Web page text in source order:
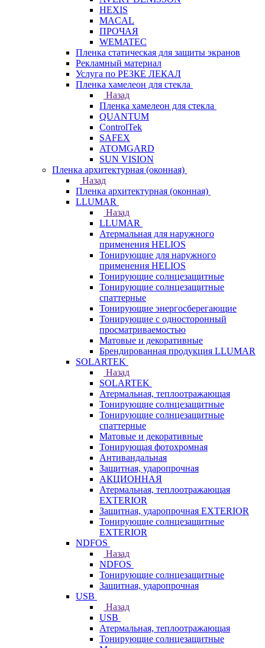
HEXIS
MACAL
ПРОЧАЯ
WEMATEC
Пленка статическая для защиты экранов
Рекламный материал
Услуга по РЕЗКЕ ЛЕКАЛ
Пленка хамелеон для стекла
Назад
Пленка хамелеон для стекла
QUANTUM
ControlTek
SAFEX
ATOMGARD
SUN VISION
Пленка архитектурная (оконная)
Назад
Пленка архитектурная (оконная)
LLUMAR
Назад
LLUMAR
Атермальная для наружного
применения HELIOS
Тонирующие для наружного
применения HELIOS
Тонирующие солнцезащитные
Тонирующие солнцезащитные
спаттерные
Тонирующие энергосберегающие
Тонирующие с односторонный
просматриваемостью
Матовые и декоративные
Брендированная продукция LLUMAR
SOLARTEK
Назад
SOLARTEK
Атермальная, теплоотражающая
Тонирующие солнцезащитные
Тонирующие солнцезащитные
спаттерные
Матовые и декоративные
Тонирующая фотохромная
Антивандальная
Защитная, ударопрочная
АКЦИОННАЯ
Атермальная, теплоотражающая
EXTERIOR
Защитная, ударопрочная EXTERIOR
Тонирующие солнцезащитные
EXTERIOR
NDFOS
Назад
NDFOS
Тонирующие солнцезащитные
Защитная, ударопрочная
USB
Назад
USB
Атермальная, теплоотражающая
Тонирующие солнцезащитные